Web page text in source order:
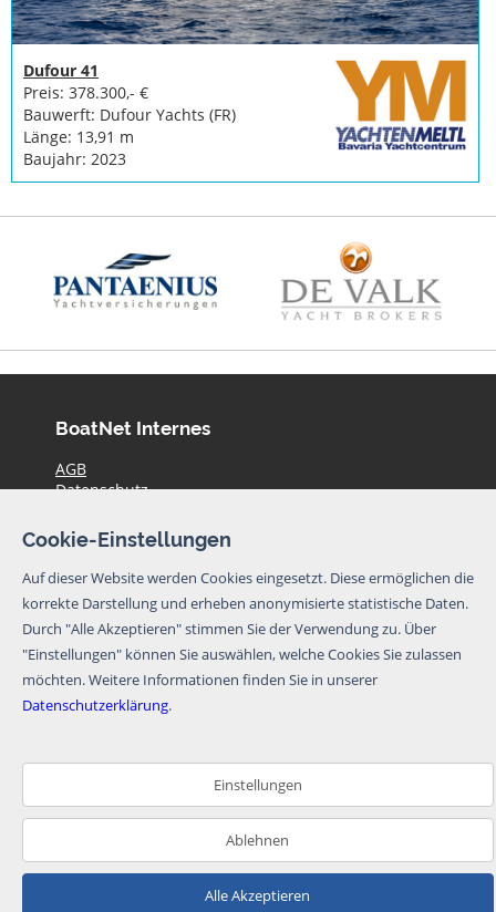
Dufour 41
Preis: 378.300,- €
Bauwerft: Dufour Yachts (FR)
Länge: 13,91 m
Baujahr: 2023
BoatNet Internes
AGB
Datenschutz
Impressum
Preise
Kontakt
Aktuelle Yachtangebote
© BoatNet 1996-2026
Newsletter
Abmeldelink im Newsletter abmelden.
Newsletter abbonieren
Datenschutzerklärung.
Cookie-Einstellungen
Auf dieser Website werden Cookies eingesetzt. Diese ermöglichen die
korrekte Darstellung und erheben anonymisierte statistische Daten.
Durch "Alle Akzeptieren" stimmen Sie der Verwendung zu. Über
"Einstellungen" können Sie auswählen, welche Cookies Sie zulassen
möchten.Weitere Informationen finden Sie in unserer
Datenschutzerklärung.
Einstellungen
Ablehnen
Alle Akzeptieren